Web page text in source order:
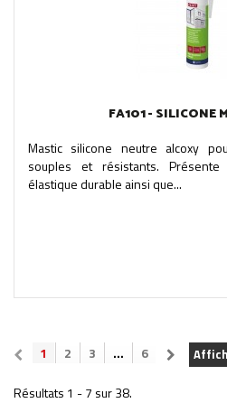
FA101 - SILICONE
Mastic silicone neutre alcoxy
souples et résistants.
élastique durable ainsi que...
1 2 3 ... 6
Résultats 1 - 7 sur 38.